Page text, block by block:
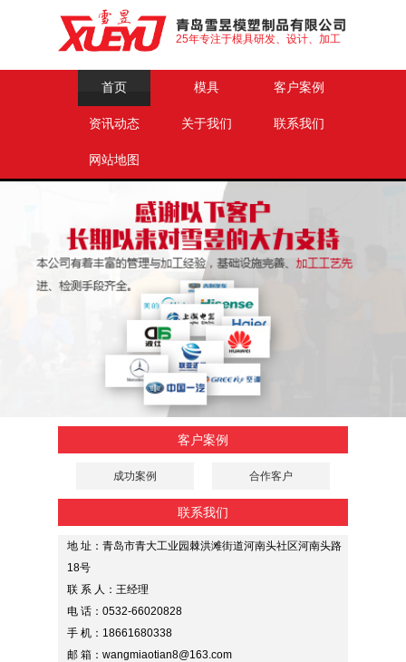
25年专注于模具研发、设计、加工
首页 模具 客户案例
资讯动态 关于我们 联系我们
网站地图
客户案例
成功案例 合作客户
联系我们
地 址：青岛市青大工业园棘洪滩街道河南头社区河南头路
18号
联 系 人：王经理
电 话：0532-66020828
手 机：18661680338
邮 箱：wangmiaotian8@163.com